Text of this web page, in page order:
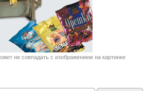
не совпадать с изображением на картинке